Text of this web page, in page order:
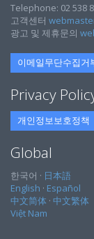
Telephone: 02 538
고객센터
광고 및 제휴문의
이메일무단수집거
Privacy
개인정보보호정책
Global
한국어 · 日本語
English · Español
中文简体 · 中文繁体
Việt Nam